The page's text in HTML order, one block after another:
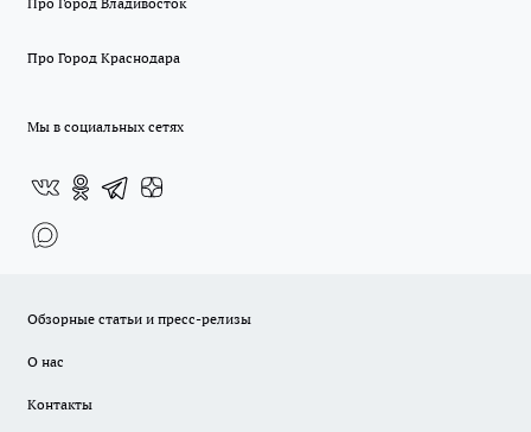
Про Город Краснодара
Мы в социальных сетях
Обзорные статьи и пресс-релизы
О нас
Контакты